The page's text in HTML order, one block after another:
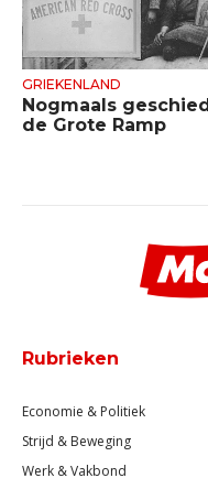
GRIEKENLAND
Nogmaals
de Grote Ramp
Rubrieken
Economie & Politiek
Strijd & Beweging
Werk & Vakbond